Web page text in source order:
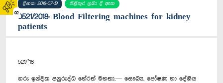
02
දිනය: 2018-07-19 පිළිතුර ලබා දී ඇත
0521/2018: Blood Filtering machines for kidney
patients
521/’18
ගරු ඉන්දික අනුරුද්ධ හේරත් මහතා,— සෞඛ්‍ය, පෝෂණ හා දේශීය